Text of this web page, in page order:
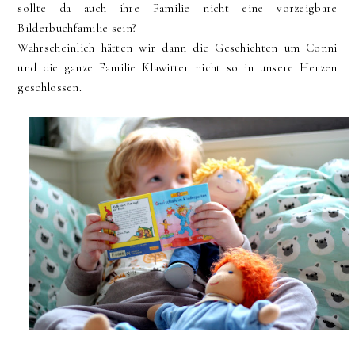
sollte da auch ihre Familie nicht eine vorzeigbare
Bilderbuchfamilie sein?
Wahrscheinlich hätten wir dann die Geschichten um Conni
und die ganze Familie Klawitter nicht so in unsere Herzen
geschlossen.